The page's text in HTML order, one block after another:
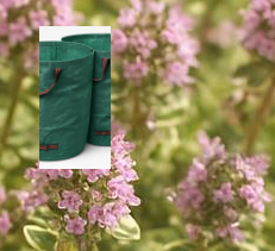
Sacchi
foglie:
borse da
l’estate